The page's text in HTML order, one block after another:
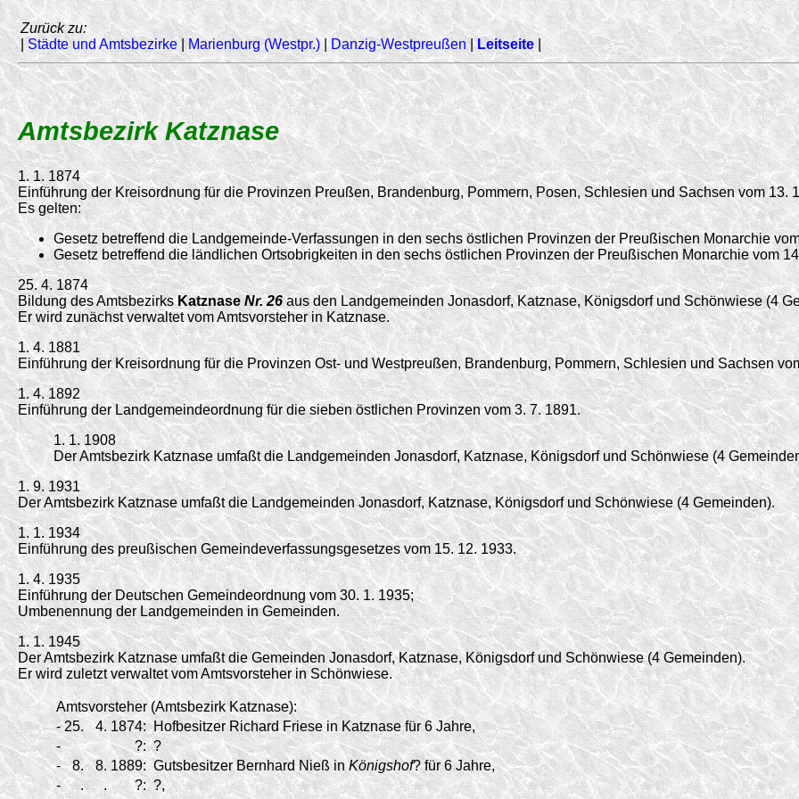
Zurück zu:
| Städte und Amtsbezirke|Marienburg (Westpr.)| Danzig-Westpreußen|Leitseite
Amtsbezirk Katznase
1. 1. 1874
Einführung der Kreisordnung für die Provinzen Preußen, Brandenburg, Pommern, Posen, Schlesien und Sachsen vom13.
Es gelten:
Gesetz betreffend die Landgemeinde-Verfassungen in den sechs östlichen Provinzen der Preußischen Monarchie
Gesetz betreffend die ländlichen Ortsobrigkeiten in den sechs östlichen Provinzen der Preußischen Monarchie vom
25. 4. 1874
Bildung des AmtsbezirksKatznase Nr. 26aus den Landgemeinden Jonasdorf, Katznase, Königsdorf und Schönwiese (4
Er wird zunächst verwaltet vom Amtsvorsteher in Katznase.
1. 4. 1881
Einführung der Kreisordnung für die Provinzen Ost- und Westpreußen, Brandenburg, Pommern, Schlesien und Sachsen
1. 4. 1892
Einführung der Landgemeindeordnung für die sieben östlichen Provinzen vom 3. 7. 1891.
1. 1. 1908
Der Amtsbezirk Katznase umfaßt die Landgemeinden Jonasdorf, Katznase, Königsdorf und Schönwiese (4
1. 9. 1931
Der Amtsbezirk Katznase umfaßt die Landgemeinden Jonasdorf, Katznase, Königsdorf und Schönwiese (4 Gemeinden).
1. 1. 1934
Einführung des preußischen Gemeindeverfassungsgesetzes vom 15. 12. 1933.
1. 4. 1935
Einführung der Deutschen Gemeindeordnung vom 30. 1. 1935;
Umbenennung der Landgemeinden in Gemeinden.
1. 1. 1945
Der Amtsbezirk Katznase umfaßt die Gemeinden Jonasdorf, Katznase, Königsdorf und Schönwiese (4 Gemeinden).
Er wird zuletzt verwaltet vom Amtsvorsteher in Schönwiese.
Amtsvorsteher (Amtsbezirk Katznase):
- 25. 4. 1874: Hofbesitzer Richard Friese in Katznase für 6 Jahre,
-
?: ?
-
8. 8. 1889: Gutsbesitzer Bernhard Nieß in Königshof? für 6 Jahre,
-
. . ?: ?,